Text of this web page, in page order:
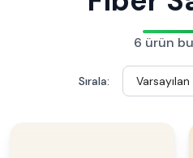
6 ürün
Sırala: